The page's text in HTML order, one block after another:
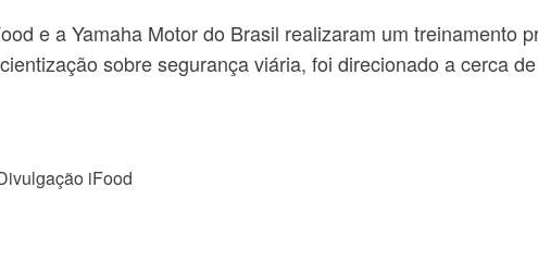
e a Yamaha Motor do Brasil realizaram um treinamento
sobre segurança viária, foi direcionado a cerca
iFood